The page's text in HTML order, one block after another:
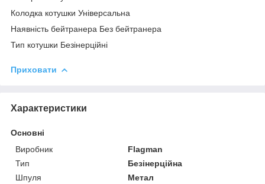
Колодка котушки Універсальна
Наявність бейтранера Без бейтранера
Тип котушки Безінерційні
Приховати
Характеристики
Основні
Виробник
Flagman
Тип
Безінерційна
Шпуля
Метал